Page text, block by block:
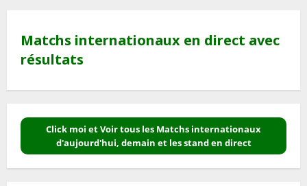
Matchs internationaux en direct avec
résultats
Click moi et Voir tous les Matchs internationaux
d'aujourd'hui, demain et les stand en direct